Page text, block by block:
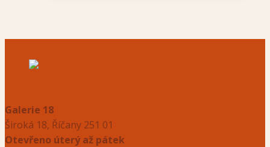
Galerie 18
Široká 18, Říčany 251 01
Otevřeno úterý až pátek